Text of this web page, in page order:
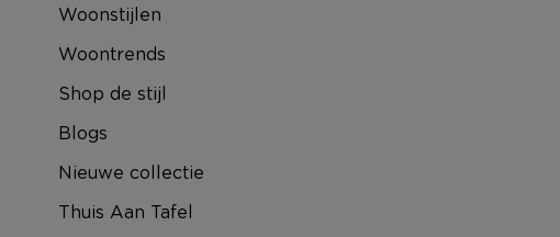
Woonstijlen
Woontrends
Shop de stijl
Blogs
Nieuwe collectie
Thuis Aan Tafel